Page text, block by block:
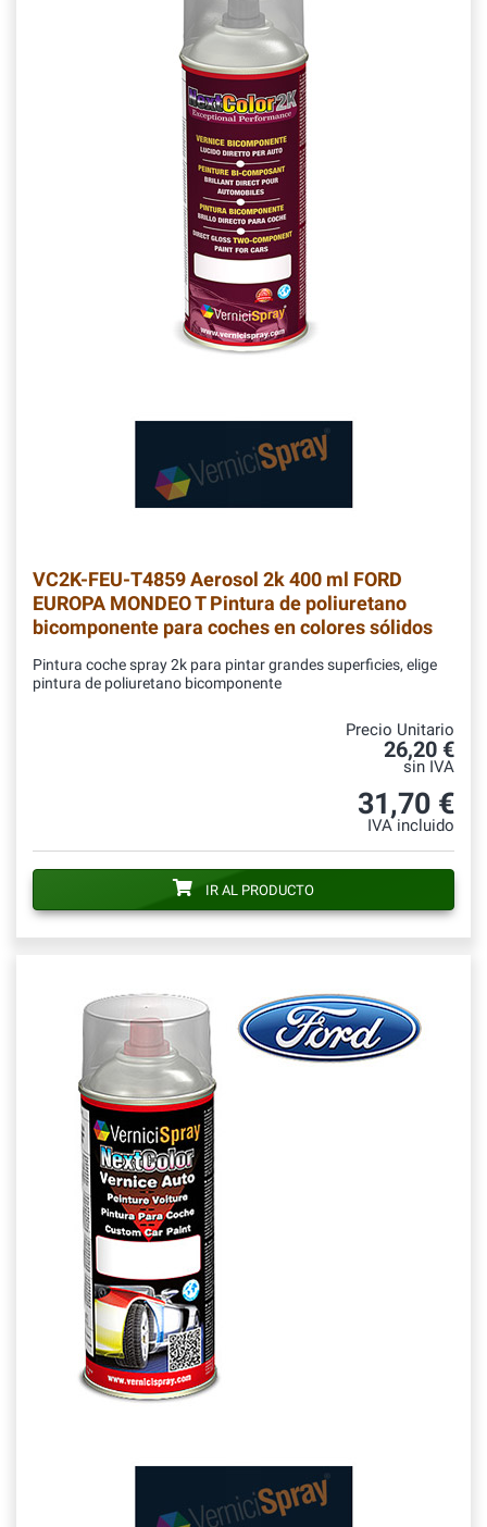
VC2K-FEU-T4859Aerosol 2k 400 ml FORD
EUROPA MONDEO T Pintura de poliuretano
bicomponente para coches en colores sólidos
Pintura coche spray 2k para pintar grandes superficies, elige
pintura de poliuretano bicomponente
Precio Unitario
26,20 €
sin IVA
31,70 €
IVA incluido
IR AL PRODUCTO